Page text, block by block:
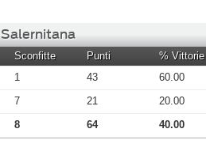
Sconfitte Punti
% Vittorie
1 43
60.00
7 21
20.00
8 64 40.00